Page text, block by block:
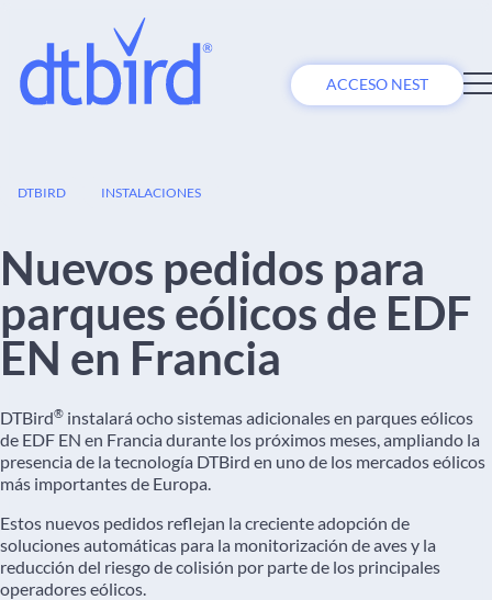
ACCESO NEST
DTBIRD INSTALACIONES
Nuevos pedidos para
parques eólicos de EDF
EN en Francia
DTBird® instalará ocho sistemas adicionales en parques eólicos
de EDF EN en Francia durante los próximos meses, ampliando la
presencia de la tecnología DTBird en uno de los mercados eólicos
más importantes de Europa.
Estos nuevos pedidos reflejan la creciente adopción de
soluciones automáticas para la monitorización de aves y la
reducción del riesgo de colisión por parte de los principales
operadores eólicos.